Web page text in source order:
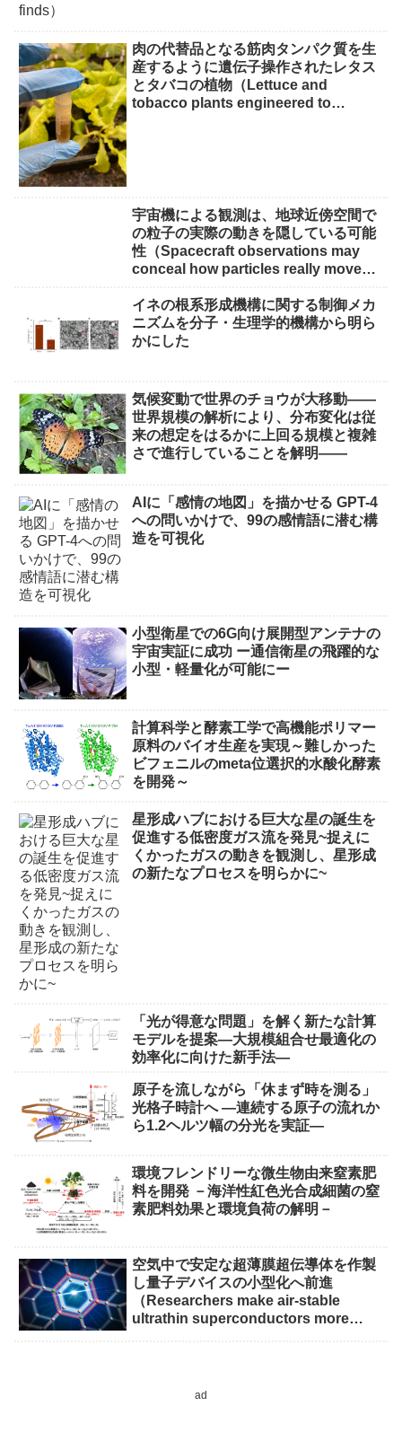
肉の代替品となる筋肉タンパク質を生
産するように遺伝子操作されたレタス
とタバコの植物（Lettuce and
tobacco plants engineered to
宇宙機による観測は、地球近傍空間で
の粒子の実際の動きを隠している可能
性（Spacecraft observations may
conceal how particles really move
イネの根系形成機構に関する制御メカ
ニズムを分子・生理学的機構から明ら
かにした
気候変動で世界のチョウが大移動――
世界規模の解析により、分布変化は従
来の想定をはるかに上回る規模と複雑
さで進行していることを解明――
AIに「感情の地図」を描かせる GPT-4
への問いかけで、99の感情語に潜む構
造を可視化
小型衛星での6G向け展開型アンテナの
宇宙実証に成功 ー通信衛星の飛躍的な
小型・軽量化が可能にー
計算科学と酵素工学で高機能ポリマー
原料のバイオ生産を実現～難しかった
ビフェニルのmeta位選択的水酸化酵素
を開発～
星形成ハブにおける巨大な星の誕生を
促進する低密度ガス流を発見~捉えに
くかったガスの動きを観測し、星形成
の新たなプロセスを明らかに~
「光が得意な問題」を解く新たな計算
モデルを提案―大規模組合せ最適化の
効率化に向けた新手法―
原子を流しながら「休まず時を測る」
光格子時計へ ―連続する原子の流れか
ら1.2ヘルツ幅の分光を実証―
環境フレンドリーな微生物由来窒素肥
料を開発 －海洋性紅色光合成細菌の窒
素肥料効果と環境負荷の解明－
空気中で安定な超薄膜超伝導体を作製
し量子デバイスの小型化へ前進
（Researchers make air-stable
ultrathin superconductors more
ad